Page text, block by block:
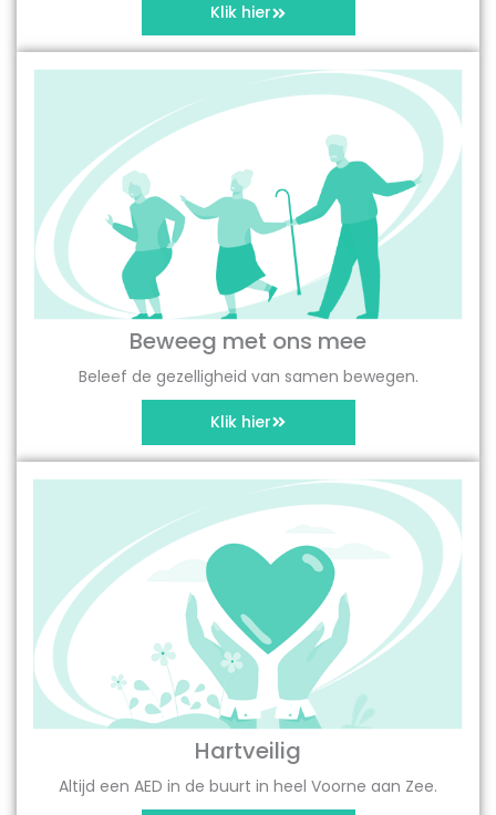
Klik hier
Beweeg met ons mee
Beleef de gezelligheid van samen bewegen.
Klik hier
Hartveilig
Altijd een AED in de buurt in heel Voorne aan Zee.